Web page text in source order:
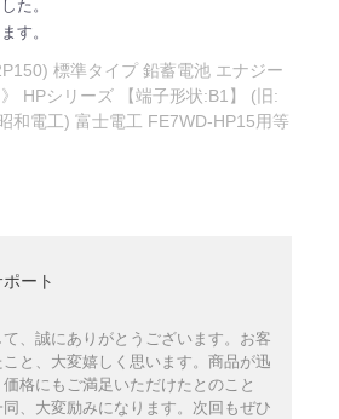
た。
す。
標準タイプ 鉛蓄電池 エナジー
HPシリーズ 【端子形状:B1】 (旧:
和電工) 富士電工 FE7WD-HP15用等
ート
、誠にありがとうございます。お客
と、大変嬉しく思います。商品が迅
格にもご満足いただけたとのこと
、大変励みになります。次回もぜひ